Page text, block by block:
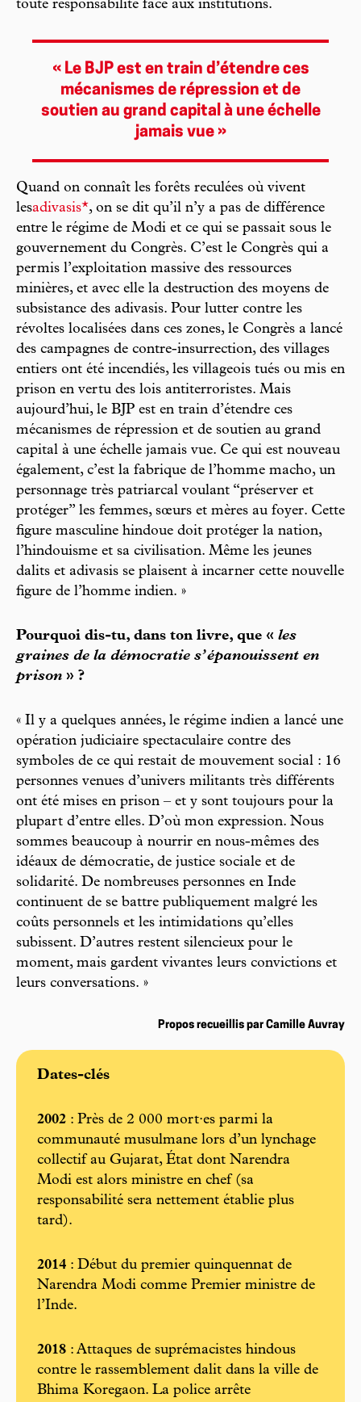
toute responsabilité face aux institutions.
« Le BJP est en train d’étendre ces
mécanismes de répression et de
soutien au grand capital à une échelle
jamais vue »
Quand on connaît les forêts reculées où vivent
lesadivasis*, on se dit qu’il n’y a pas de différence
entre le régime de Modi et ce qui se passait sous le
gouvernement du Congrès. C’est le Congrès qui a
permis l’exploitation massive des ressources
minières, et avec elle la destruction des moyens de
subsistance des adivasis. Pour lutter contre les
révoltes localisées dans ces zones, le Congrès a lancé
des campagnes de contre-insurrection, des villages
entiers ont été incendiés, les villageois tués ou mis en
prison en vertu des lois antiterroristes. Mais
aujourd’hui, le BJP est en train d’étendre ces
mécanismes de répression et de soutien au grand
capital à une échelle jamais vue. Ce qui est nouveau
également, c’est la fabrique de l’homme macho, un
personnage très patriarcal voulant “préserver et
protéger” les femmes, sœurs et mères au foyer. Cette
figure masculine hindoue doit protéger la nation,
l’hindouisme et sa civilisation. Même les jeunes
dalits et adivasis se plaisent à incarner cette nouvelle
figure de l’homme indien. »
Pourquoi dis-tu, dans ton livre, que « les
graines de la démocratie s’épanouissent en
prison » ?
« Il y a quelques années, le régime indien a lancé une
opération judiciaire spectaculaire contre des
symboles de ce qui restait de mouvement social : 16
personnes venues d’univers militants très différents
ont été mises en prison – et y sont toujours pour la
plupart d’entre elles. D’où mon expression. Nous
sommes beaucoup à nourrir en nous-mêmes des
idéaux de démocratie, de justice sociale et de
solidarité. De nombreuses personnes en Inde
continuent de se battre publiquement malgré les
coûts personnels et les intimidations qu’elles
subissent. D’autres restent silencieux pour le
moment, mais gardent vivantes leurs convictions et
leurs conversations. »
Propos recueillis par Camille Auvray
Dates-clés
2002 : Près de 2 000 mort·es parmi la
communauté musulmane lors d’un lynchage
collectif au Gujarat, État dont Narendra
Modi est alors ministre en chef (sa
responsabilité sera nettement établie plus
tard).
2014 : Début du premier quinquennat de
Narendra Modi comme Premier ministre de
l’Inde.
2018 : Attaques de suprémacistes hindous
contre le rassemblement dalit dans la ville de
Bhima Koregaon. La police arrête